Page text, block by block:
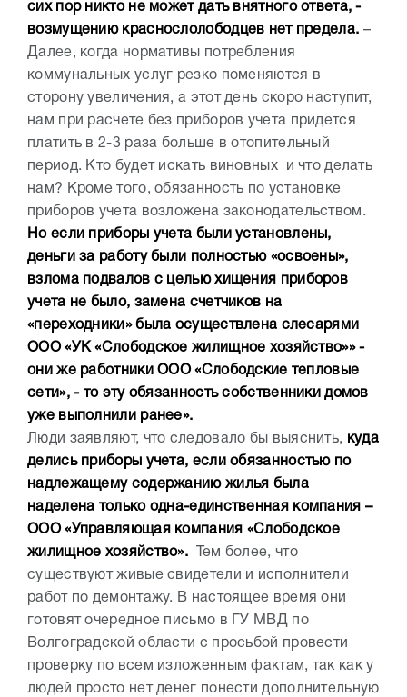
сих пор никто не может дать внятного ответа, -
возмущению краснослолободцев нет предела. –
Далее, когда нормативы потребления
коммунальных услуг резко поменяются в
сторону увеличения, а этот день скоро наступит,
нам при расчете без приборов учета придется
платить в 2-3 раза больше в отопительный
период. Кто будет искать виновных и что делать
нам? Кроме того, обязанность по установке
приборов учета возложена законодательством.
Но если приборы учета были установлены,
деньги за работу были полностью «освоены»,
взлома подвалов с целью хищения приборов
учета не было, замена счетчиков на
«переходники» была осуществлена слесарями
ООО «УК «Слободское жилищное хозяйство»» -
они же работники ООО «Слободские тепловые
сети», - то эту обязанность собственники домов
уже выполнили ранее».
Люди заявляют, что следовало бы выяснить, куда
делись приборы учета, если обязанностью по
надлежащему содержанию жилья была
наделена только одна-единственная компания –
ООО «Управляющая компания «Слободское
жилищное хозяйство». Тем более, что
существуют живые свидетели и исполнители
работ по демонтажу. В настоящее время они
готовят очередное письмо в ГУ МВД по
Волгоградской области с просьбой провести
проверку по всем изложенным фактам, так как у
людей просто нет денег понести дополнительную